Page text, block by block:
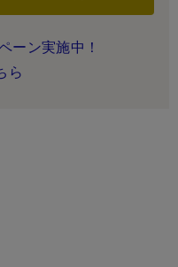
ーン実施中！
ら